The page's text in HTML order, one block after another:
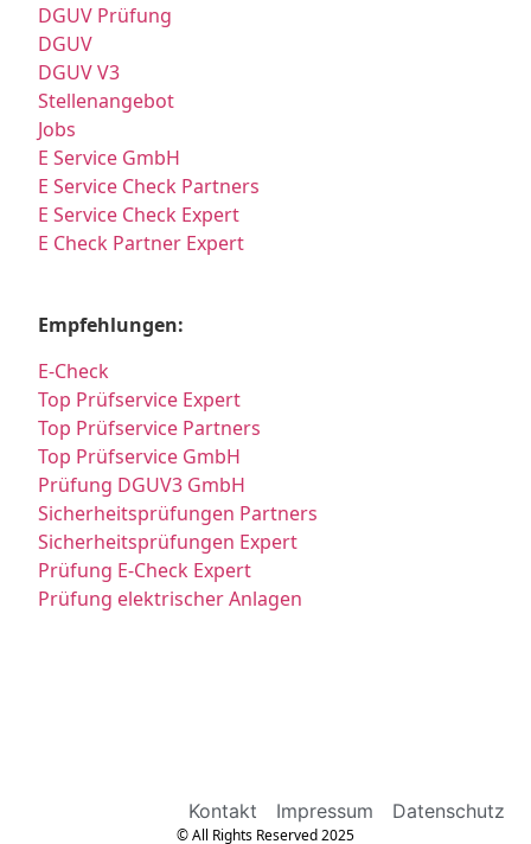
DGUV Prüfung
DGUV
DGUV V3
Stellenangebot
Jobs
E Service GmbH
E Service Check Partners
E Service Check Expert
E Check Partner Expert
Empfehlungen:
E-Check
Top Prüfservice Expert
Top Prüfservice Partners
Top Prüfservice GmbH
Prüfung DGUV3 GmbH
Sicherheitsprüfungen Partners
Sicherheitsprüfungen Expert
Prüfung E-Check Expert
Prüfung elektrischer Anlagen
Kontakt Impressum Datenschutz
© All Rights Reserved 2025